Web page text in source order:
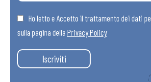
Ho letto e Accetto il trattamento dei dati
sulla pagina della Privacy Policy
Iscriviti